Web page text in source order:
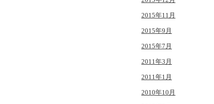
2015年11月
2015年9月
2015年7月
2011年3月
2011年1月
2010年10月